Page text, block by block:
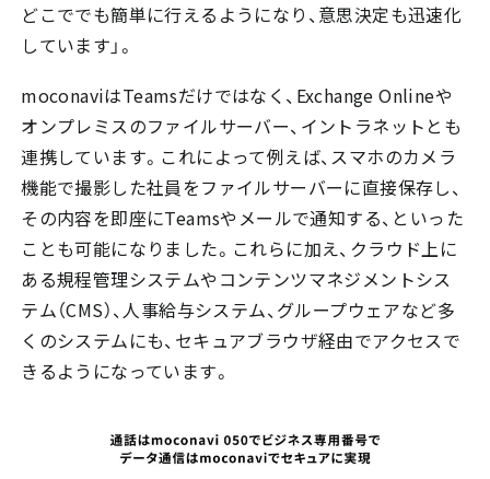
どこででも簡単に行えるようになり、意思決定も迅速化
しています」。
moconaviはTeamsだけではなく、Exchange Onlineや
オンプレミスのファイルサーバー、イントラネットとも
連携しています。これによって例えば、スマホのカメラ
機能で撮影した社員をファイルサーバーに直接保存し、
その内容を即座にTeamsやメールで通知する、といった
ことも可能になりました。これらに加え、クラウド上に
ある規程管理システムやコンテンツマネジメントシス
テム（CMS）、人事給与システム、グループウェアなど多
くのシステムにも、セキュアブラウザ経由でアクセスで
きるようになっています。